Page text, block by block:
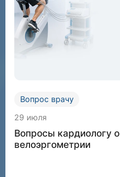
Вопрос врачу
29 июля
Вопросы кардиологу о
велоэргометрии